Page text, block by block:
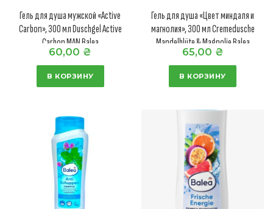
Гель для душа мужской «Active
Carbon», 300 мл Duschgel Active
Carbon MAN Balea
60,00 ₴
В КОРЗИНУ
Гель для душа «Цвет миндаля и
магнолия», 300 мл Cremedusche
Mandelblüte & Magnolie Balea
65,00 ₴
В КОРЗИНУ